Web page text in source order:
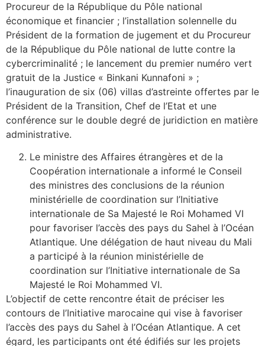
Procureur de la République du Pôle national
économique et financier ; l’installation solennelle du
Président de la formation de jugement et du Procureur
de la République du Pôle national de lutte contre la
cybercriminalité ; le lancement du premier numéro vert
gratuit de la Justice « Binkani Kunnafoni » ;
l’inauguration de six (06) villas d’astreinte offertes par le
Président de la Transition, Chef de l’Etat et une
conférence sur le double degré de juridiction en matière
administrative.
Le ministre des Affaires étrangères et de la
Coopération internationale a informé le Conseil
des ministres des conclusions de la réunion
ministérielle de coordination sur l’Initiative
internationale de Sa Majesté le Roi Mohamed VI
pour favoriser l’accès des pays du Sahel à l’Océan
Atlantique. Une délégation de haut niveau du Mali
a participé à la réunion ministérielle de
coordination sur l’Initiative internationale de Sa
Majesté le Roi Mohammed VI.
L’objectif de cette rencontre était de préciser les
contours de l’Initiative marocaine qui vise à favoriser
l’accès des pays du Sahel à l’Océan Atlantique. A cet
égard, les participants ont été édifiés sur les projets